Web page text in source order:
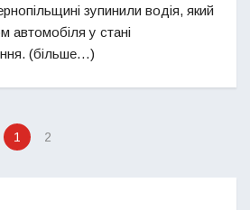
зупинили водія, який
автомобіля у стані
(більше…)
1 2